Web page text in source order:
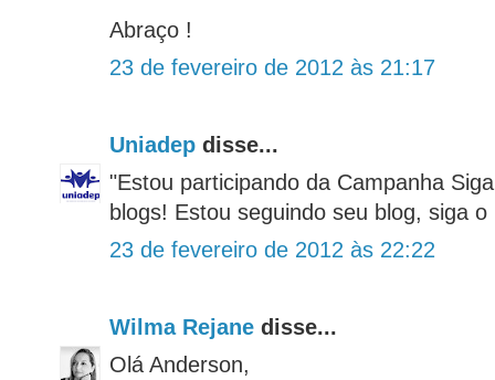
Abraço !
23 de fevereiro de 2012 às 21:17
Uniadep disse...
"Estou participando da Campanha
blogs! Estou seguindo seu blog, siga
23 de fevereiro de 2012 às 22:22
Wilma Rejane disse...
Olá Anderson,